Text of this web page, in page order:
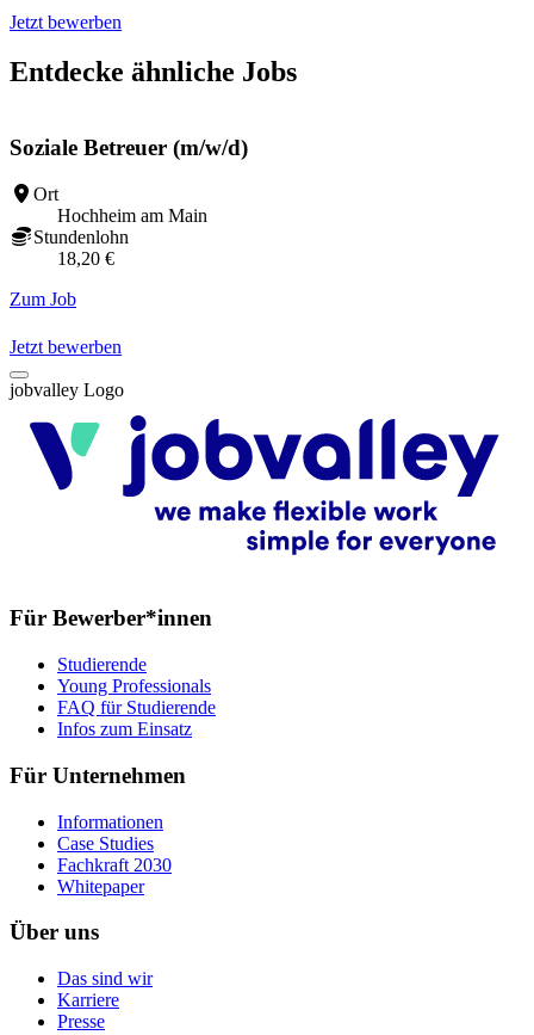
Jetzt bewerben
Entdecke ähnliche Jobs
Soziale Betreuer (m/w/d)
Ort
Hochheim am Main
Stundenlohn
18,20 €
Zum Job
Jetzt bewerben
jobvalley Logo
Für Bewerber*innen
Studierende
Young Professionals
FAQ für Studierende
Infos zum Einsatz
Für Unternehmen
Informationen
Case Studies
Fachkraft 2030
Whitepaper
Über uns
Das sind wir
Karriere
Presse